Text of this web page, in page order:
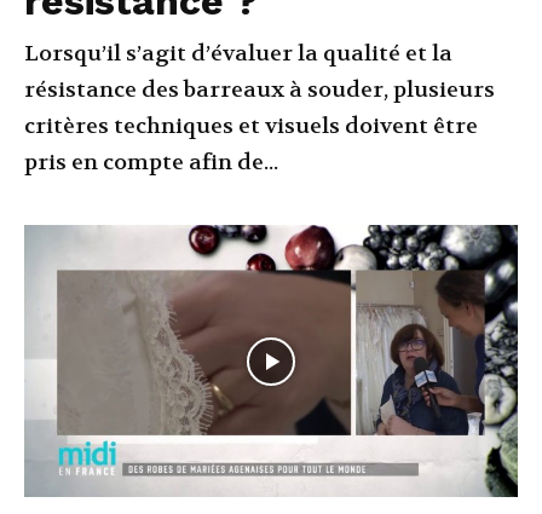
Lorsqu’il s’agit d’évaluer la qualité et la
résistance des barreaux à souder, plusieurs
critères techniques et visuels doivent être
pris en compte afin de...